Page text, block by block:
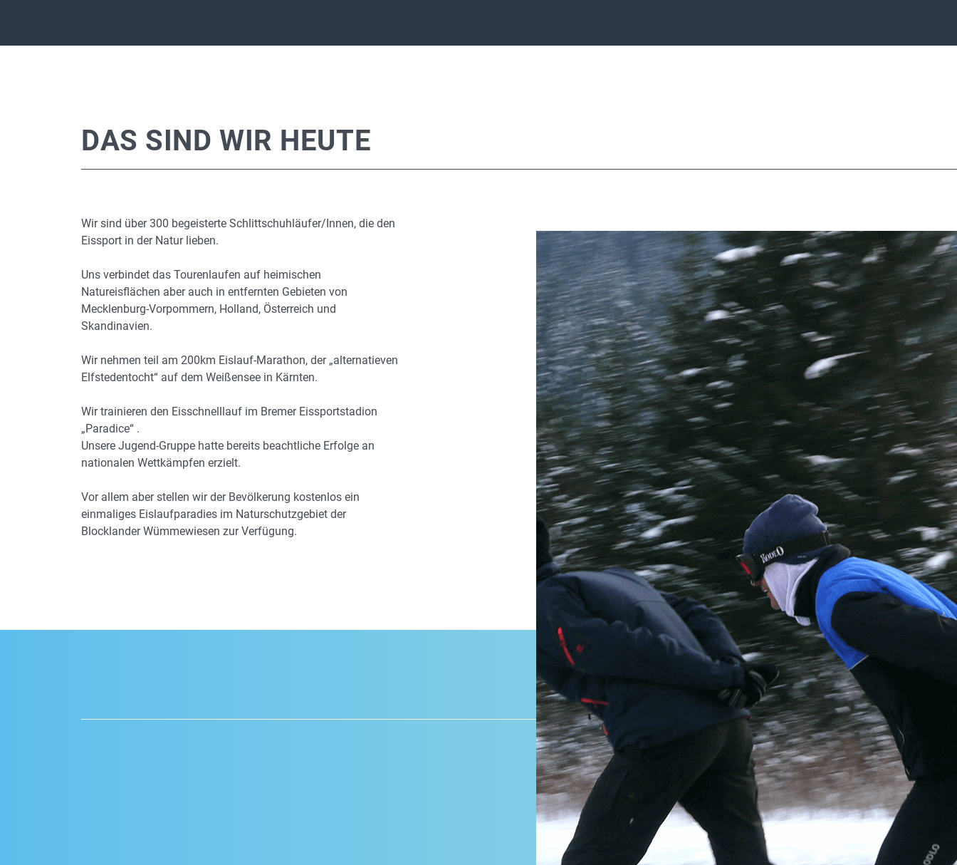
DAS SIND WIR HEUTE
Wir sind über 300 begeisterte Schlittschuhläufer/Innen, die den
Eissport in der Natur lieben.
Uns verbindet das Tourenlaufen auf heimischen
Natureisflächen aber auch in entfernten Gebieten von
Mecklenburg-Vorpommern, Holland, Österreich und
Skandinavien.
Wir nehmen teil am 200km Eislauf-Marathon, der „alternatieven
Elfstedentocht“ auf dem Weißensee in Kärnten.
Wir trainieren den Eisschnelllauf im Bremer Eissportstadion
„Paradice“ .
Unsere Jugend-Gruppe hatte bereits beachtliche Erfolge an
nationalen Wettkämpfen erzielt.
Vor allem aber stellen wir der Bevölkerung kostenlos ein
einmaliges Eislaufparadies im Naturschutzgebiet der
Blocklander Wümmewiesen zur Verfügung.